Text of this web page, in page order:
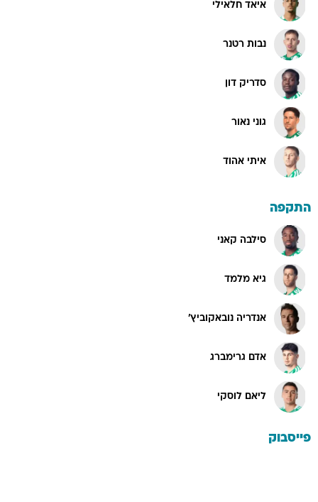
איאד חלאילי
נבות רטנר
סדריק דון
גוני נאור
איתי אהוד
התקפה
סילבה קאני
גיא מלמד
אנדריה נובאקוביץ'
אדם גרימברג
ליאם לוסקי
פייסבוק